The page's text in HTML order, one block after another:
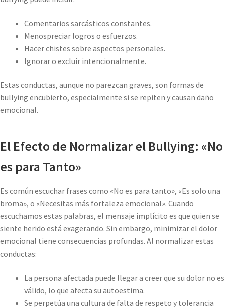
Comentarios sarcásticos constantes.
Menospreciar logros o esfuerzos.
Hacer chistes sobre aspectos personales.
Ignorar o excluir intencionalmente.
Estas conductas, aunque no parezcan graves, son formas de
bullying encubierto, especialmente si se repiten y causan daño
emocional.
El Efecto de Normalizar el Bullying: «No
es para Tanto»
Es común escuchar frases como «No es para tanto», «Es solo una
broma», o «Necesitas más fortaleza emocional». Cuando
escuchamos estas palabras, el mensaje implícito es que quien se
siente herido está exagerando. Sin embargo, minimizar el dolor
emocional tiene consecuencias profundas. Al normalizar estas
conductas:
La persona afectada puede llegar a creer que su dolor no es
válido, lo que afecta su autoestima.
Se perpetúa una cultura de falta de respeto y tolerancia